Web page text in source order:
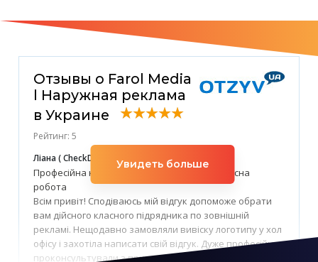
Отзывы о Farol Media
l Наружная реклама
в Украине
Рейтинг: 5
Ліана ( CheckDom Group) 26 апреля, 2023 год
Професійна команда, швидка реалізація, якісна
робота
Всім привіт! Сподіваюсь мій відгук допоможе обрати
вам дійсного класного підрядника по зовнішній
рекламі. Нещодавно замовляли вивіску логотипу у хол
офісу і захотіла написати свій відгук. Дуже професійно
проконсультували з приводу вивіски, надали різні
Увидеть больше